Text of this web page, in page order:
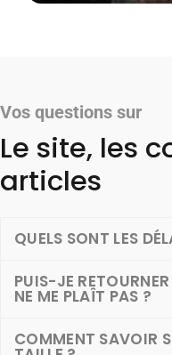
Vos questions sur
Le site, les
articles
QUELS SONT LES
PUIS-JE
NE ME PLAÎT PAS ?
COMMENT SAVOIR